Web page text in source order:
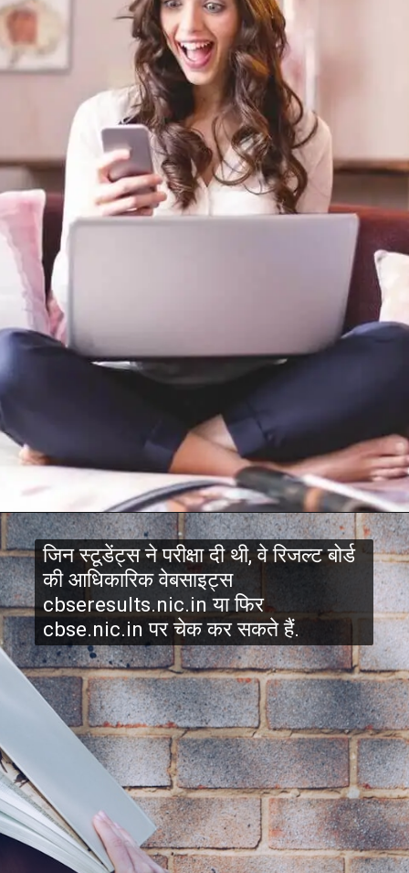
जिन स्टूडेंट्स ने परीक्षा दी थी, वे रिजल्ट बोर्ड
की आधिकारिक वेबसाइट्स
cbseresults.nic.in या फिर
cbse.nic.in पर चेक कर सकते हैं.